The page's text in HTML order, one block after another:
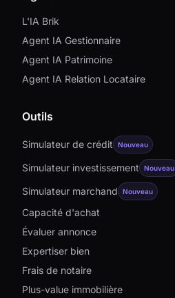
L'IA Brik
Agent IA Gestionnaire
Agent IA Patrimoine
Agent IA Relation Locataire
Outils
Simulateur de crédit Nouveau
Simulateur investissement Nouveau
Simulateur marchand Nouveau
Capacité d'achat
Évaluer annonce
Expertiser bien
Frais de notaire
Plus-value immobilière